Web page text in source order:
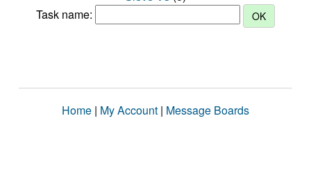
Task name:
Home | My Account | Message Boards